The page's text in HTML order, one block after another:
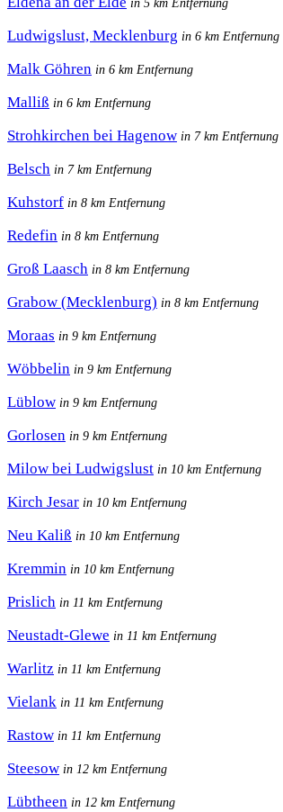
Ludwigslust, Mecklenburg in 6 km Entfernung
Malk Göhren in 6 km Entfernung
Malliß in 6 km Entfernung
Strohkirchen bei Hagenow in 7 km Entfernung
Belsch in 7 km Entfernung
Kuhstorf in 8 km Entfernung
Redefin in 8 km Entfernung
Groß Laasch in 8 km Entfernung
Grabow (Mecklenburg) in 8 km Entfernung
Moraas in 9 km Entfernung
Wöbbelin in 9 km Entfernung
Lüblow in 9 km Entfernung
Gorlosen in 9 km Entfernung
Milow bei Ludwigslust in 10 km Entfernung
Kirch Jesar in 10 km Entfernung
Neu Kaliß in 10 km Entfernung
Kremmin in 10 km Entfernung
Prislich in 11 km Entfernung
Neustadt-Glewe in 11 km Entfernung
Warlitz in 11 km Entfernung
Vielank in 11 km Entfernung
Rastow in 11 km Entfernung
Steesow in 12 km Entfernung
Lübtheen in 12 km Entfernung